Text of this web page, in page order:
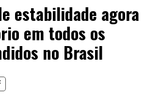
estabilidade agora
em todos os
no Brasil